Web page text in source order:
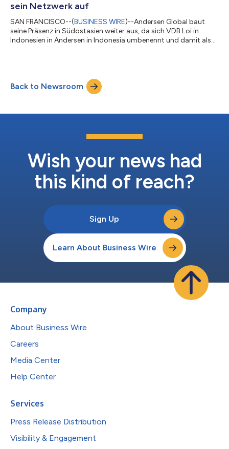
sein Netzwerk auf
SAN FRANCISCO--(BUSINESS WIRE)--Andersen Global baut
seine Präsenz in Südostasien weiter aus, da sich VDB Loi in
Indonesien in Andersen in Indonesia umbenennt und damit als
tätig sind, Steuer- und Rechtsberatung an. Die Kanzlei verbindet
jahrzehntelange Markterfahrung mit einem praxisorientierten
Ansatz, dessen Schwerpunkt auf d...
Back to Newsroom
Wish your news had
this kind of reach?
Sign Up
Learn About Business Wire
Company
About Business Wire
Careers
Media Center
Help Center
Services
Press Release Distribution
Visibility & Engagement